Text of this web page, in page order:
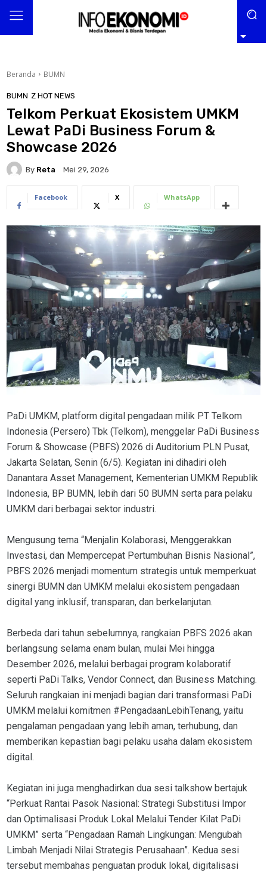
Beranda BUMN
BUMN Z HOT NEWS
Telkom Perkuat Ekosistem UMKM
Lewat PaDi Business Forum &
Showcase 2026
By Reta Mei 29, 2026
Facebook X WhatsApp
PaDi UMKM, platform digital pengadaan milik PT Telkom
Indonesia (Persero) Tbk (Telkom), menggelar PaDi Business
Forum & Showcase (PBFS) 2026 di Auditorium PLN Pusat,
Jakarta Selatan, Senin (6/5). Kegiatan ini dihadiri oleh
Danantara Asset Management, Kementerian UMKM Republik
Indonesia, BP BUMN, lebih dari 50 BUMN serta para pelaku
UMKM dari berbagai sektor industri.
Mengusung tema “Menjalin Kolaborasi, Menggerakkan
Investasi, dan Mempercepat Pertumbuhan Bisnis Nasional”,
PBFS 2026 menjadi momentum strategis untuk memperkuat
sinergi BUMN dan UMKM melalui ekosistem pengadaan
digital yang inklusif, transparan, dan berkelanjutan.
Berbeda dari tahun sebelumnya, rangkaian PBFS 2026 akan
berlangsung selama enam bulan, mulai Mei hingga
Desember 2026, melalui berbagai program kolaboratif
seperti PaDi Talks, Vendor Connect, dan Business Matching.
Seluruh rangkaian ini menjadi bagian dari transformasi PaDi
UMKM melalui komitmen #PengadaanLebihTenang, yaitu
pengalaman pengadaan yang lebih aman, terhubung, dan
memberikan kepastian bagi pelaku usaha dalam ekosistem
digital.
Kegiatan ini juga menghadirkan dua sesi talkshow bertajuk
“Perkuat Rantai Pasok Nasional: Strategi Substitusi Impor
dan Optimalisasi Produk Lokal Melalui Tender Kilat PaDi
UMKM” serta “Pengadaan Ramah Lingkungan: Mengubah
Limbah Menjadi Nilai Strategis Perusahaan”. Kedua sesi
tersebut membahas penguatan produk lokal, digitalisasi